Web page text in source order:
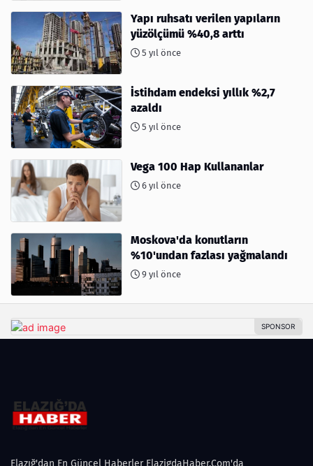
Yapı ruhsatı verilen yapıların
yüzölçümü %40,8 arttı
5 yıl önce
İstihdam endeksi yıllık %2,7
azaldı
5 yıl önce
Vega 100 Hap Kullananlar
6 yıl önce
Moskova'da konutların
%10'undan fazlası yağmalandı
9 yıl önce